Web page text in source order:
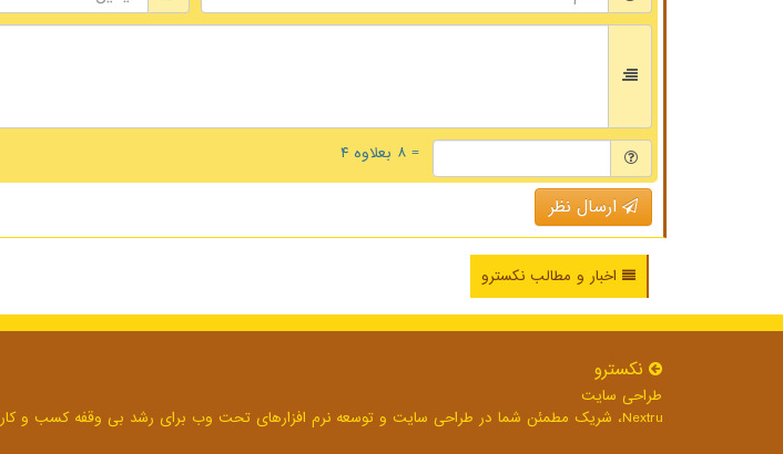
= ۸ بعلاوه ۴
ارسال نظر
اخبار و مطالب نکسترو
نكسترو
طراحی سایت
Nextru، شریک مطمئن شما در طراحی سایت و توسعه نرم افزارهای تحت وب برای رشد بی وقفه کسب و کار